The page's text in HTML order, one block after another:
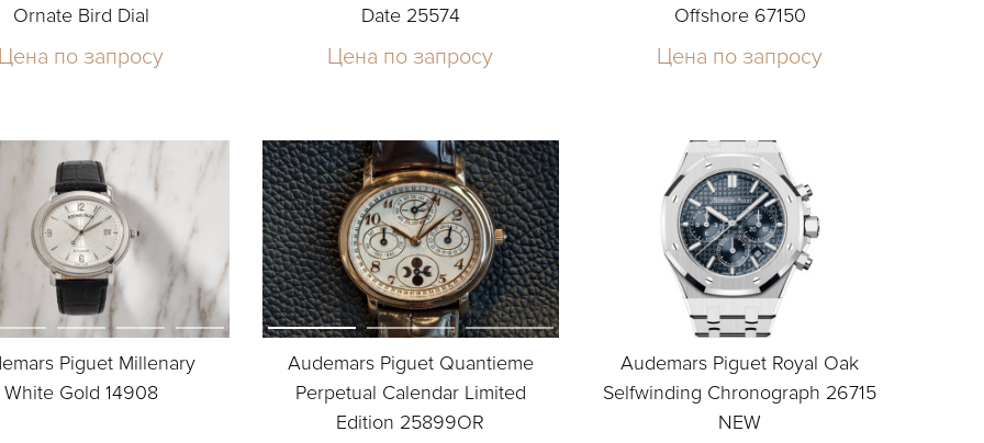
Ornate Bird Dial
по запросу
Date 25574
Цена по запросу
Offshore 67150
Цена по запросу
Piguet Millenary
White Gold 14908
Audemars Piguet Quantieme
Perpetual Calendar Limited
Edition 25899OR
Audemars Piguet Royal Oak
Selfwinding Chronograph 26715
NEW